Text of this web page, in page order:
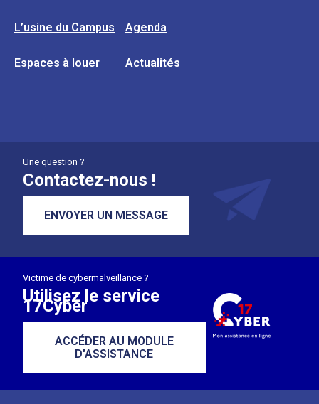
L’usine du Campus Agenda
Espaces à louer Actualités
Une question ?
Contactez-nous !
ENVOYER UN MESSAGE
Victime de cybermalveillance ?
Utilisez le service
17Cyber
ACCÉDER AU MODULE
D'ASSISTANCE